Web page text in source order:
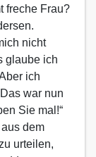
freche Frau?
nicht
glaube ich
ich
war nun
Sie mal!“
dem
urteilen,